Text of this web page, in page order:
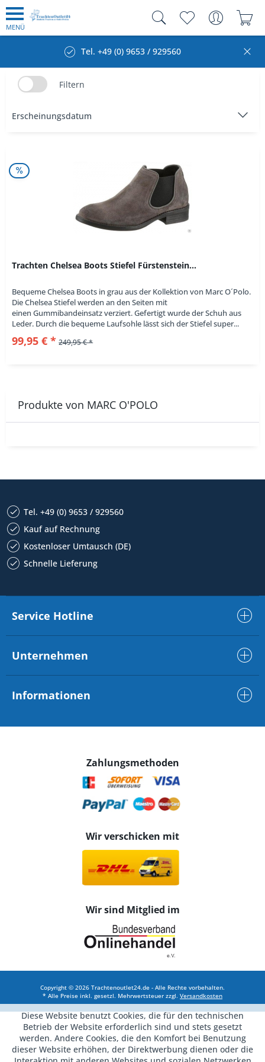
MENÜ
Tel. +49 (0) 9653 / 929560
Filtern
Trachten Chelsea Boots Stiefel Fürstenstein...
Bequeme Chelsea Boots in grau aus der Kollektion von Marc O´Polo.
Die Chelsea Stiefel werden an den Seiten mit
einen Gummibandeinsatz verziert. Gefertigt wurde der Schuh aus
Leder. Durch die bequeme Laufsohle lässt sich der Stiefel super...
99,95 € * 249,95 € *
Produkte von MARC O'POLO
Tel. +49 (0) 9653 / 929560
Kauf auf Rechnung
Kostenloser Umtausch (DE)
Schnelle Lieferung
Service Hotline
Unternehmen
Informationen
Zahlungsmethoden
Wir verschicken mit
Wir sind Mitglied im
Copyright © 2026 Trachtenoutlet24.de - Alle Rechte vorbehalten.
* Alle Preise inkl. gesetzl. Mehrwertsteuer zzgl. Versandkosten
Diese Website benutzt Cookies, die für den technischen
Betrieb der Website erforderlich sind und stets gesetzt
werden. Andere Cookies, die den Komfort bei Benutzung
dieser Website erhöhen, der Direktwerbung dienen oder die